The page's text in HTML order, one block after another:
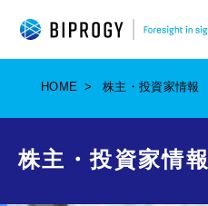
HOME 株主・投資家情報
株主・投資家情報